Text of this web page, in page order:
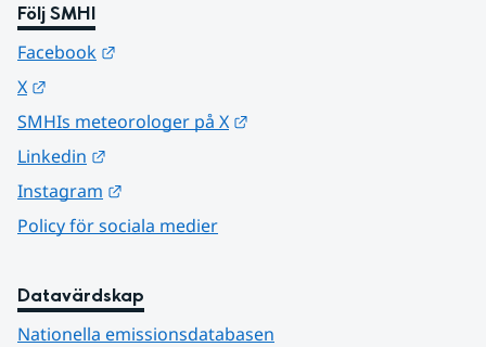
Följ SMHI
Facebook
X
SMHIs meteorologer på X
Linkedin
Instagram
Policy för sociala medier
Datavärdskap
Nationella emissionsdatabasen